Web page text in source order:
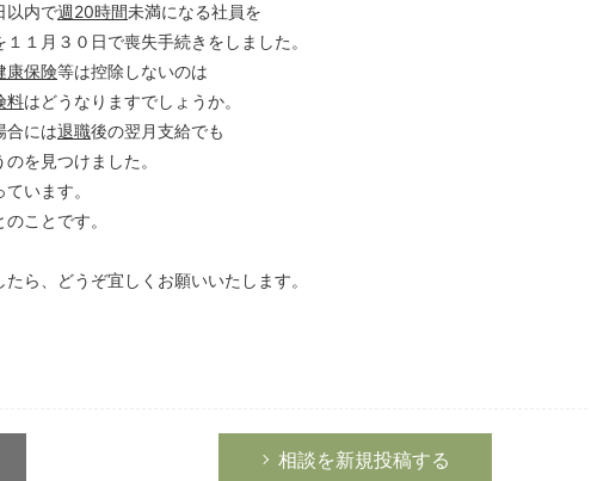
以内で週20時間未満になる社員を
１１月３０日で喪失手続きをしました。
康保険等は控除しないのは
料はどうなりますでしょうか。
合には退職後の翌月支給でも
を見つけました。
います。
ことです。
ら、どうぞ宜しくお願いいたします。
相談を新規投稿する